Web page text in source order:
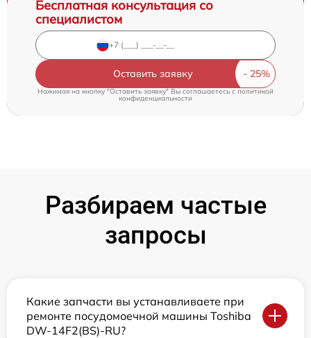
Бесплатная консультация со
специалистом
Оставить заявку
Нажимая на кнопку "Оставить заявку" Вы соглашаетесь cполитикой
конфиденциальности
Разбираем частые
запросы
Какие запчасти вы устанавливаете при
ремонте посудомоечной машины Toshiba
DW-14F2(BS)-RU?